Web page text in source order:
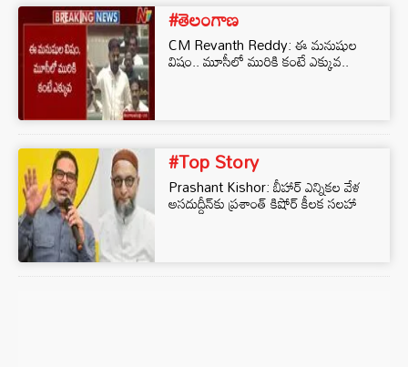
#తెలంగాణ
CM Revanth Reddy: ఈ మనుషుల
విషం.. మూసీలో మురికి కంటే ఎక్కువ..
#Top Story
Prashant Kishor: బీహార్ ఎన్నికల వేళ
అసదుద్దీన్‌కు ప్రశాంత్ కిషోర్ కీలక సలహా